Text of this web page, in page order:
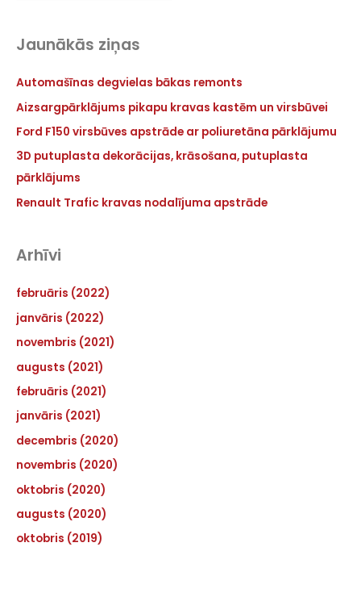
Jaunākās ziņas
Automašīnas degvielas bākas remonts
Aizsargpārklājums pikapu kravas kastēm un virsbūvei
Ford F150 virsbūves apstrāde ar poliuretāna pārklājumu
3D putuplasta dekorācijas, krāsošana, putuplasta
pārklājums
Renault Trafic kravas nodalījuma apstrāde
Arhīvi
februāris (2022)
janvāris (2022)
novembris (2021)
augusts (2021)
februāris (2021)
janvāris (2021)
decembris (2020)
novembris (2020)
oktobris (2020)
augusts (2020)
oktobris (2019)